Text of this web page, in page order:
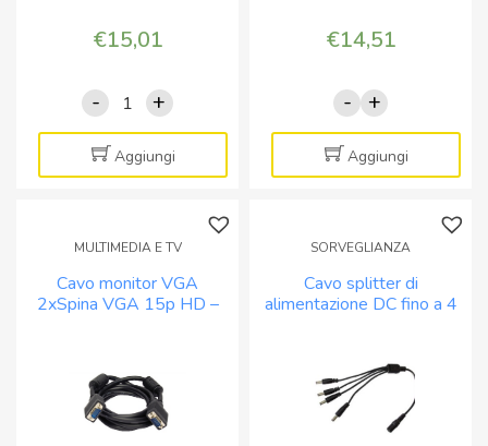
€15,01
-
Cavo
DisplayPort
Spina
-
8k
-
1,5m
+
Aggiungi
€14,51
-
Cavo
HDMI
a
MICRO
con
adattatore
5m
+
Aggiungi
MULTIMEDIA E TV
Cavo monitor VGA
2xSpina VGA 15p HD –
SORVEGLIANZA
Cavo splitter di
alimentazione DC fino a 4